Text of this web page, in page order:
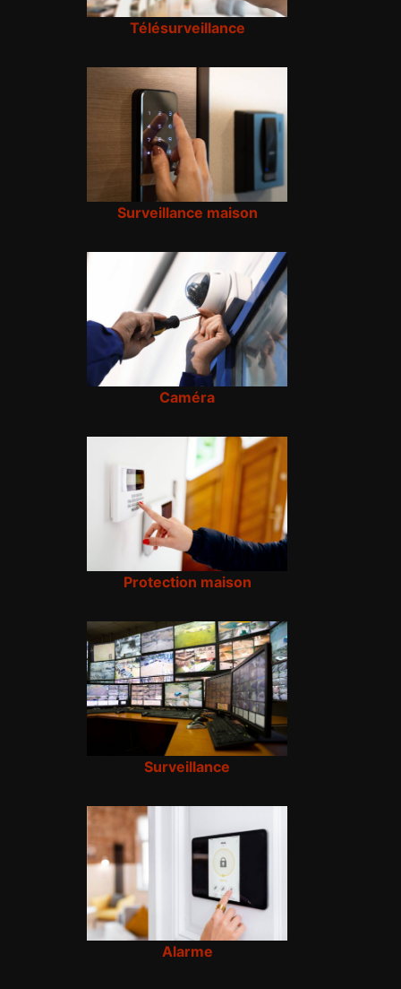
Télésurveillance
Surveillance maison
Caméra
Protection maison
Surveillance
Alarme